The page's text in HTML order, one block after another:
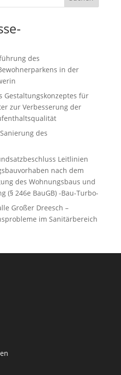
des
in der
Gestaltungskonzeptes für
zur Verbesserung der
des
Leitlinien
nach dem
des Wohnungsbaus und
(§ 246e BauGB) -Bau-Turbo-
Großer Dreesch –
im Sanitärbereich